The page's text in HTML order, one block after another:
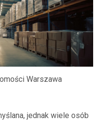
Warszawa
jednak wiele osób